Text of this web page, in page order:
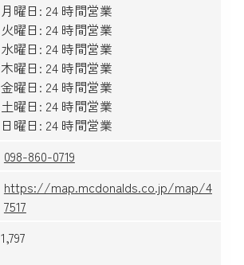
月曜日: 24 時間営業
火曜日: 24 時間営業
水曜日: 24 時間営業
木曜日: 24 時間営業
金曜日: 24 時間営業
土曜日: 24 時間営業
日曜日: 24 時間営業
098-860-0719
https://map.mcdonalds.co.jp/map/4
7517
1,797